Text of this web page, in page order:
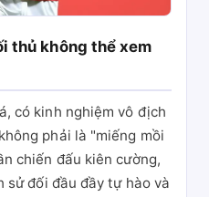
thủ không thể xem
có kinh nghiệm vô địch
phải là "miếng mồi
chiến đấu kiên cường,
đối đầu đầy tự hào và